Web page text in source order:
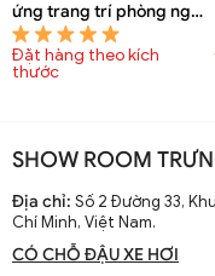
ứng trang trí phòng ngủ
GTT 6095A
Đặt hàng theo kích
thước
SHOW ROOM
Địa chỉ: Số 2 Đường 33,
Chí Minh, Việt Nam.
CÓ CHỖ ĐẬU XE HƠI